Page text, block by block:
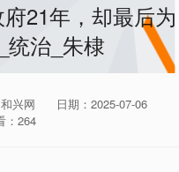
21年，却最后为
统治_朱棣
兴网
日期：2025-07-06
：264